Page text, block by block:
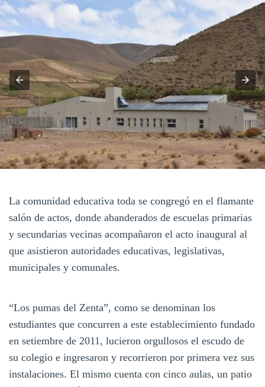
La comunidad educativa toda se congregó en el flamante
salón de actos, donde abanderados de escuelas primarias
y secundarias vecinas acompañaron el acto inaugural al
que asistieron autoridades educativas, legislativas,
municipales y comunales.
“Los pumas del Zenta”, como se denominan los
estudiantes que concurren a este establecimiento fundado
en setiembre de 2011, lucieron orgullosos el escudo de
su colegio e ingresaron y recorrieron por primera vez sus
instalaciones. El mismo cuenta con cinco aulas, un patio